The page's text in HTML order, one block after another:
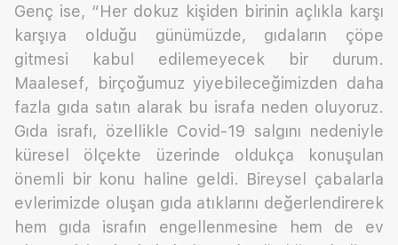
Genç ise, “Her dokuz kişiden birinin açlıkla karşı
karşıya olduğu günümüzde, gıdaların çöpe
gitmesi kabul edilemeyecek bir durum.
Maalesef, birçoğumuz yiyebileceğimizden daha
fazla gıda satın alarak bu israfa neden oluyoruz.
Gıda israfı, özellikle Covid-19 salgını nedeniyle
küresel ölçekte üzerinde oldukça konuşulan
önemli bir konu haline geldi. Bireysel çabalarla
evlerimizde oluşan gıda atıklarını değerlendirerek
hem gıda israfın engellenmesine hem de ev